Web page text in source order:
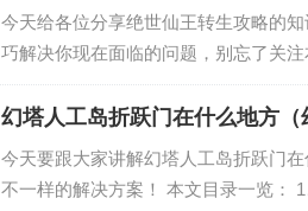
今天给各位分享绝世仙王转生攻略的
巧解决你现在面临的问题，别忘了关
开始 2、绝世仙王转世系统怎么玩 3
百五十级开始的。在...
幻塔人工岛折跃门在什么地方（
今天要跟大家讲解幻塔人工岛折跃门
不一样的解决方案！ 本文目录一览：